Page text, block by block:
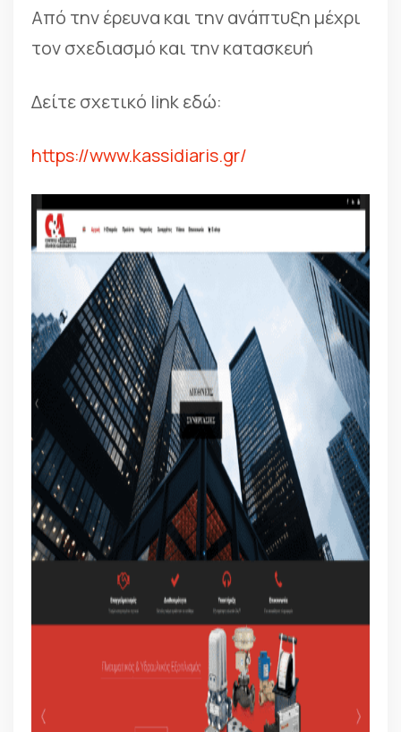
Από την έρευνα και την ανάπτυξη μέχρι
τον σχεδιασμό και την κατασκευή
Δείτε σχετικό link εδώ:
https://www.kassidiaris.gr/